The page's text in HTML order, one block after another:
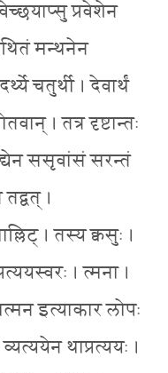
प्रवेशेन
मन्थनेन
चतुर्थी । देवार्थं
। तत्र दृष्टान्तः
ससृवांसं सरन्तं
।
। तस्य क्वसुः ।
। त्मना ।
इत्याकार लोपः
थाप्रत्ययः ।